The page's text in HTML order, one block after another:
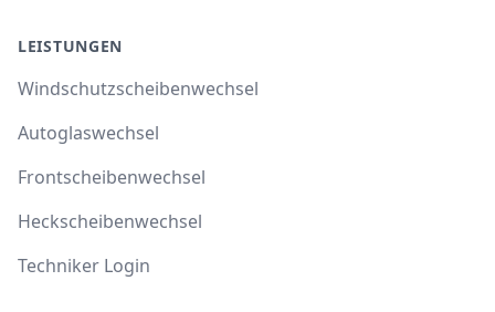
LEISTUNGEN
Windschutzscheibenwechsel
Autoglaswechsel
Frontscheibenwechsel
Heckscheibenwechsel
Techniker Login